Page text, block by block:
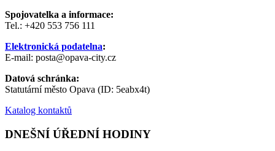
Spojovatelka a informace:
Tel.: +420 553 756 111
Elektronická podatelna:
E-mail: posta@opava-city.cz
Datová schránka:
Statutární město Opava (ID: 5eabx4t)
Katalog kontaktů
DNEŠNÍ ÚŘEDNÍ HODINY